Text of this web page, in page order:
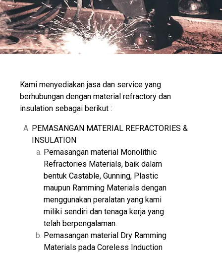
Kami menyediakan jasa dan service yang
berhubungan dengan material refractory dan
insulation sebagai berikut :
PEMASANGAN MATERIAL REFRACTORIES &
INSULATION
Pemasangan material Monolithic
Refractories Materials, baik dalam
bentuk Castable, Gunning, Plastic
maupun Ramming Materials dengan
menggunakan peralatan yang kami
miliki sendiri dan tenaga kerja yang
telah berpengalaman.
Pemasangan material Dry Ramming
Materials pada Coreless Induction